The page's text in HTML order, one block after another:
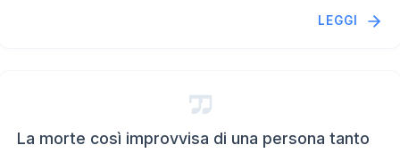
LEGGI
La morte così improvvisa di una persona tanto